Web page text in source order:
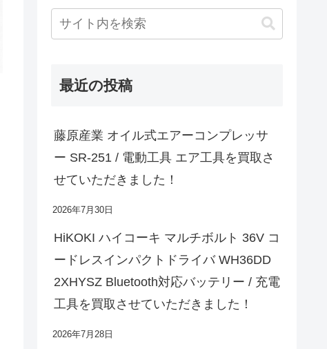
最近の投稿
藤原産業 オイル式エアーコンプレッサ
ー SR-251 / 電動工具 エア工具を買取さ
せていただきました！
2026年7月30日
HiKOKI ハイコーキ マルチボルト 36V コ
ードレスインパクトドライバ WH36DD
2XHYSZ Bluetooth対応バッテリー / 充電
工具を買取させていただきました！
2026年7月28日